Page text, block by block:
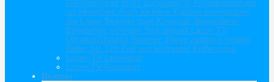
Gemütlichkeit Ihres Zuhauses in Kinoatmosphäre
zu genießen. Auch kleinere Räume verwandeln
die Laser Beamer zum Kinosaal. Besonderer
Beliebtheit erfreuen Sich aktuell Laser-TV
Ultrakurzdistanz Beamer. Diese zaubern riesige
Bilder bis 120 Zoll aus kürzester Entfernung.
Laser-TV Leinwand
Laser TV Ratgeber
Beamer